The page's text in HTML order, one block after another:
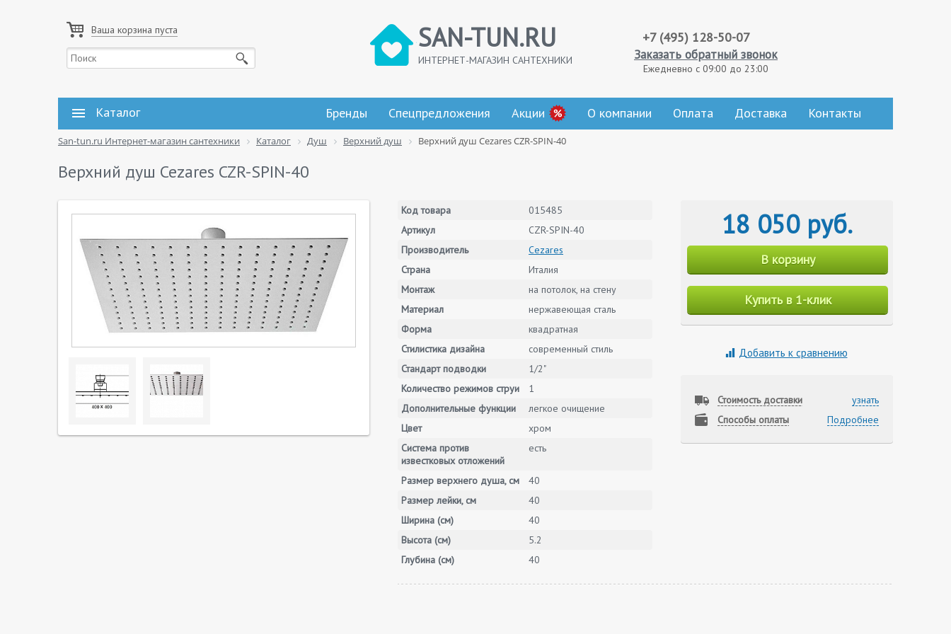
Ваша корзина пуста SAN-TUN.RU
ИНТЕРНЕТ-МАГАЗИН САНТЕХНИКИ
+7 (495) 128-50-07
Заказать обратный звонок
Ежедневно с 09:00 до 23:00
Каталог Бренды Спецпредложения Акции О компании Оплата Доставка Контакты
San-tun.ru Интернет-магазин сантехники Каталог Душ Верхний душ Верхний душ Cezares CZR-SPIN-40
Верхний душ Cezares CZR-SPIN-40
Код товара
015485
Артикул
CZR-SPIN-40
Производитель
Cezares
Страна
Италия
Монтаж
на потолок, на стену
Материал
нержавеющая сталь
Форма
квадратная
Стилистика дизайна
современный стиль
Стандарт подводки
1/2"
Количество режимов струи
1
Дополнительные функции
легкое очищение
Цвет
хром
Система против
известковых отложений
есть
Размер верхнего душа, см
40
Размер лейки, см
40
Ширина (см)
40
Высота (см)
5.2
Глубина (см)
40
18 050 руб.
В корзину
Купить в 1-клик
Добавить к сравнению
Стоимость доставки
узнать
Способы оплаты
Подробнее